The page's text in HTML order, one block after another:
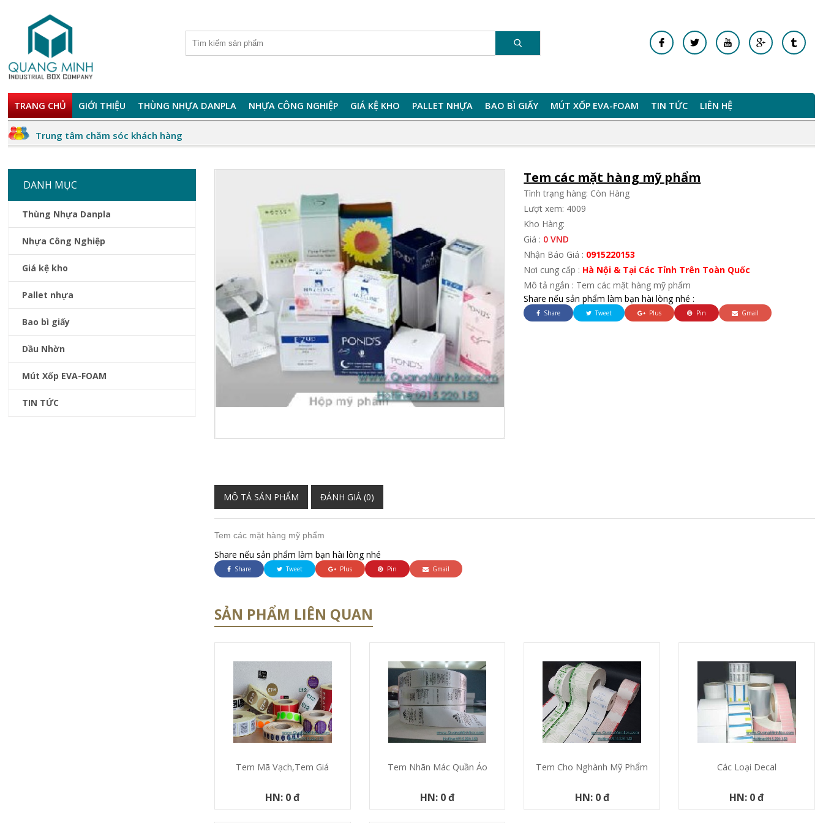
TRANG CHỦ GIỚI THIỆU THÙNG NHỰA DANPLA NHỰA CÔNG NGHIỆP GIÁ KỆ KHO PALLET NHỰA BAO BÌ GIẤY MÚT XỐP EVA-FOAM TIN TỨC LIÊN HỆ
Trung tâm chăm sóc khách hàng
DANH MỤC
Thùng Nhựa Danpla
Nhựa Công Nghiệp
Giá kệ kho
Pallet nhựa
Bao bì giấy
Dầu Nhờn
Mút Xốp EVA-FOAM
TIN TỨC
Tem các mặt hàng mỹ phẩm
Tình trạng hàng: Còn Hàng
Lượt xem: 4009
Kho Hàng:
Giá : 0 VND
Nhận Báo Giá : 0915220153
Nơi cung cấp : Hà Nội & Tại Các Tỉnh Trên Toàn Quốc
Mô tả ngắn : Tem các mặt hàng mỹ phẩm
Share nếu sản phẩm làm bạn hài lòng nhé :
Share Tweet Plus Pin Gmail
MÔ TẢ SẢN PHẨM ĐÁNH GIÁ (0)
Tem các mặt hàng mỹ phẩm
Share nếu sản phẩm làm bạn hài lòng nhé
Share Tweet Plus Pin Gmail
SẢN PHẨM LIÊN QUAN
Tem Mã Vạch,tem Giá
HN: 0 đ
Tem Nhãn Mác Quần Áo
HN: 0 đ
Tem Cho Nghành Mỹ Phẩm
HN: 0 đ
Các Loại Decal
HN: 0 đ